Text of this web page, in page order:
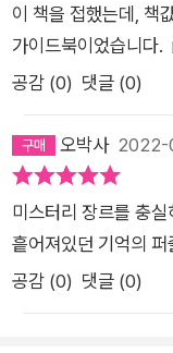
이 책을 접했는데, 책
가이드북이었습니다.
공감 (0) 댓글 (0)
오박사2022-
미스터리 장르를 충
흩어져있던 기억의
공감 (0) 댓글 (0)